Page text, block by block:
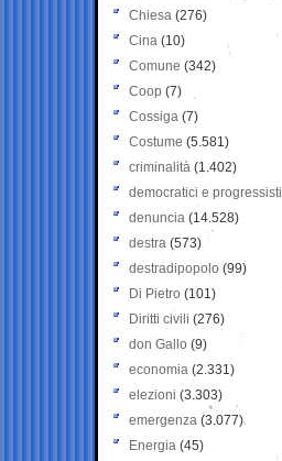
Chiesa (276)
Cina (10)
Comune (342)
Coop (7)
Cossiga (7)
Costume (5.581)
criminalità (1.402)
democratici e progressisti
denuncia (14.528)
destra (573)
destradipopolo (99)
Di Pietro (101)
Diritti civili (276)
don Gallo (9)
economia (2.331)
elezioni (3.303)
emergenza (3.077)
Energia (45)